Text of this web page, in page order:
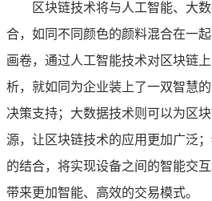
区块链技术将与人工智能、大
合，如同不同颜色的颜料混合在一
画卷，通过人工智能技术对区块链
析，就如同为企业装上了一双智慧
决策支持；大数据技术则可以为区
源，让区块链技术的应用更加广泛
的结合，将实现设备之间的智能交
带来更加智能、高效的交易模式。